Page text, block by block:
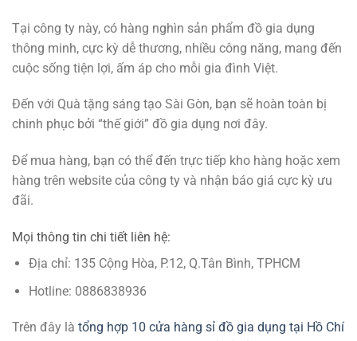
Tại công ty này, có hàng nghìn sản phẩm đồ gia dụng
thông minh, cực kỳ dễ thương, nhiều công năng, mang đến
cuộc sống tiện lợi, ấm áp cho mỗi gia đình Việt.
Đến với Quà tặng sáng tạo Sài Gòn, bạn sẽ hoàn toàn bị
chinh phục bởi “thế giới” đồ gia dụng nơi đây.
Để mua hàng, bạn có thể đến trực tiếp kho hàng hoặc xem
hàng trên website của công ty và nhận báo giá cực kỳ ưu
đãi.
Mọi thông tin chi tiết liên hệ:
Địa chỉ: 135 Cộng Hòa, P.12, Q.Tân Bình, TPHCM
Hotline: 0886838936
Trên đây là tổng hợp 10 cửa hàng sỉ đồ gia dụng tại Hồ Chí